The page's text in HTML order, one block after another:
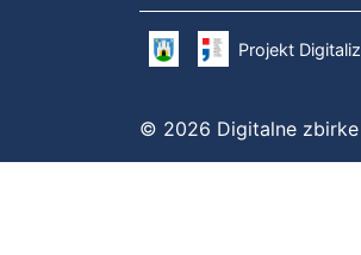
Projekt
© 2026 Digitalne zbirke